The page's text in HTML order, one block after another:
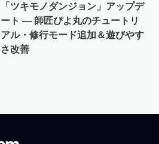
「ツキモノダンジョン」アップデ
ート — 師匠ぴよ丸のチュートリ
アル・修行モード追加＆遊びやす
さ改善